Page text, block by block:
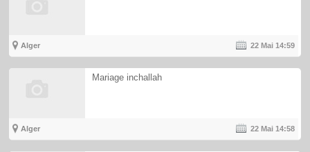
Alger 22 Mai14:59
Mariage inchallah
Alger 22 Mai14:58